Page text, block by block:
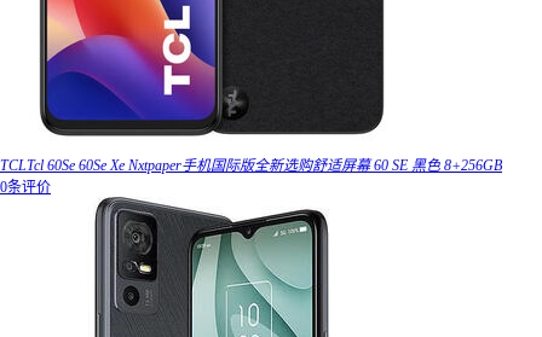
TCLTcl 60Se 60Se Xe Nxtpaper手机国际版全新选购舒适屏幕 60 SE 黑色 8+256GB
0条评价